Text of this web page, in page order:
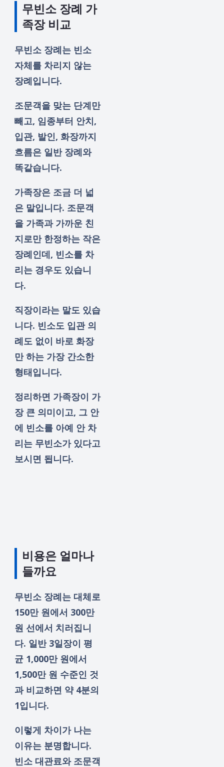
무빈소 장례 가
족장 비교
무빈소 장례는 빈소
자체를 차리지 않는
장례입니다.
조문객을 맞는 단계만
빼고, 임종부터 안치,
입관, 발인, 화장까지
흐름은 일반 장례와
똑같습니다.
가족장은 조금 더 넓
은 말입니다. 조문객
을 가족과 가까운 친
지로만 한정하는 작은
장례인데, 빈소를 차
리는 경우도 있습니
다.
직장이라는 말도 있습
니다. 빈소도 입관 의
례도 없이 바로 화장
만 하는 가장 간소한
형태입니다.
정리하면 가족장이 가
장 큰 의미이고, 그 안
에 빈소를 아예 안 차
리는 무빈소가 있다고
보시면 됩니다.
비용은 얼마나
들까요
무빈소 장례는 대체로
150만 원에서 300만
원 선에서 치러집니
다. 일반 3일장이 평
균 1,000만 원에서
1,500만 원 수준인 것
과 비교하면 약 4분의
1입니다.
이렇게 차이가 나는
이유는 분명합니다.
빈소 대관료와 조문객